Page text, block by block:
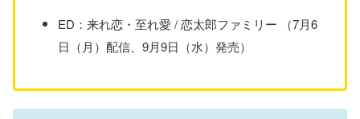
ED：来れ恋・至れ愛 / 恋太郎ファミリー （7月6
日（月）配信、9月9日（水）発売）